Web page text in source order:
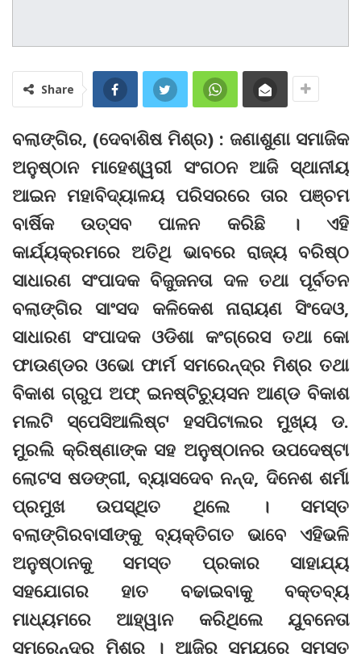
Share
ବଲାଙ୍ଗିର, (ଦେବାଶିଷ ମିଶ୍ର) : ଜଣାଶୁଣା ସମାଜିକ
ଅନୁଷ୍ଠାନ ମାହେଶ୍ୱରୀ ସଂଗଠନ ଆଜି ସ୍ଥାନୀୟ
ଆଇନ ମହାବିଦ୍ୟାଳୟ ପରିସରରେ ତାର ପଞ୍ଚମ
ବାର୍ଷିକ ଉତ୍ସବ ପାଳନ କରିଛି । ଏହି
କାର୍ଯ୍ୟକ୍ରମରେ ଅତିଥି ଭାବରେ ରାଜ୍ୟ ବରିଷ୍ଠ
ସାଧାରଣ ସଂପାଦକ ବିଜୁଜନତା ଦଳ ତଥା ପୂର୍ବତନ
ବଲାଙ୍ଗିର ସାଂସଦ କଳିକେଶ ନାରାୟଣ ସିଂଦେଓ,
ସାଧାରଣ ସଂପାଦକ ଓଡିଶା କଂଗ୍ରେସ ତଥା କୋ
ଫାଉଣ୍ଡର ଓଭୋ ଫାର୍ମ ସମରେନ୍ଦ୍ର ମିଶ୍ର ତଥା
ବିକାଶ ଗ୍ରୁପ ଅଫ୍‌ ଇନଷ୍ଟିଚ୍ୟୁସନ ଆଣ୍ଡ ବିକାଶ
ମଲଟି ସ୍ପେସିଆଲିଷ୍ଟ ହସପିଟାଲର ମୁଖ୍ୟ ଡ.
ମୁରଲି କ୍ରିଷ୍ଣାଙ୍କ ସହ ଅନୁଷ୍ଠାନର ଉପଦେଷ୍ଟା
ଲୋଟସ ଷଡଙ୍ଗୀ, ବ୍ୟାସଦେବ ନନ୍ଦ, ଦିନେଶ ଶର୍ମା
ପ୍ରମୁଖ ଉପସ୍ଥିତ ଥିଲେ । ସମସ୍ତ
ବଲାଙ୍ଗିରବାସୀଙ୍କୁ ବ୍ୟକ୍ତିଗତ ଭାବେ ଏହିଭଳି
ଅନୁଷ୍ଠାନକୁ ସମସ୍ତ ପ୍ରକାର ସାହାଯ୍ୟ
ସହଯୋଗର ହାତ ବଢାଇବାକୁ ବକ୍ତବ୍ୟ
ମାଧ୍ୟମରେ ଆହ୍ୱାନ କରିଥିଲେ ଯୁବନେତା
ସମରେନ୍ଦ୍ର ମିଶ୍ର । ଆଜିର ସମୟରେ ସମସ୍ତ